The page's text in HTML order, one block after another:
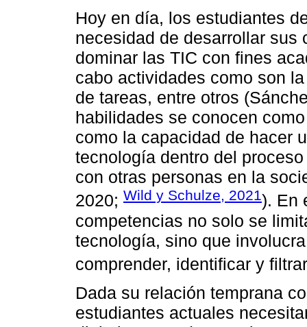
Hoy en día, los estudiantes
necesidad de desarrollar sus
dominar las TIC con fines
cabo actividades como son
de tareas, entre otros
habilidades se conocen
como la capacidad de hacer
tecnología dentro del
con otras personas en la
2020; Wild y Schulze, 2021). En
competencias no solo se
tecnología, sino que
comprender, identificar y
Dada su relación temprana
estudiantes actuales